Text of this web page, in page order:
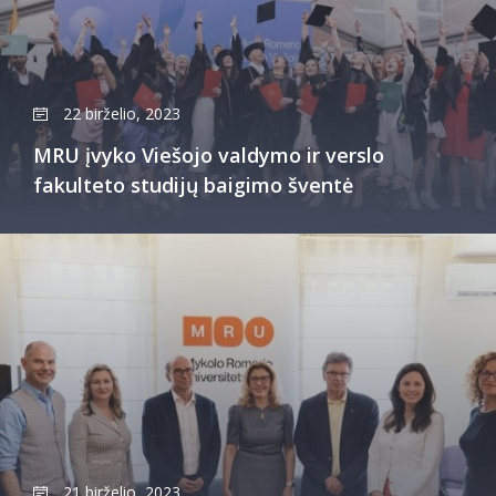
22 birželio, 2023
MRU įvyko Viešojo valdymo ir verslo
fakulteto studijų baigimo šventė